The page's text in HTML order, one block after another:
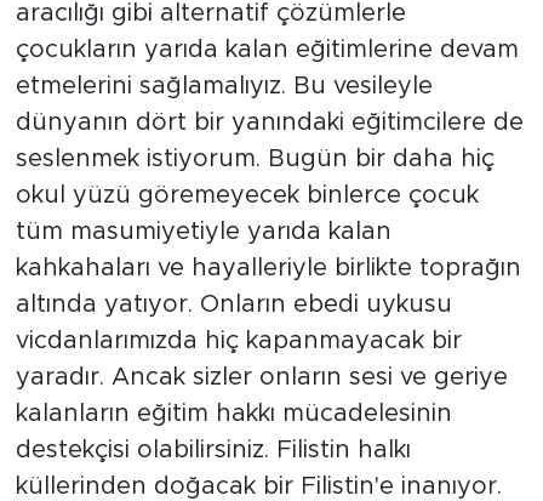
aracılığı gibi alternatif çözümlerle
çocukların yarıda kalan eğitimlerine devam
etmelerini sağlamalıyız. Bu vesileyle
dünyanın dört bir yanındaki eğitimcilere de
seslenmek istiyorum. Bugün bir daha hiç
okul yüzü göremeyecek binlerce çocuk
tüm masumiyetiyle yarıda kalan
kahkahaları ve hayalleriyle birlikte toprağın
altında yatıyor. Onların ebedi uykusu
vicdanlarımızda hiç kapanmayacak bir
yaradır. Ancak sizler onların sesi ve geriye
kalanların eğitim hakkı mücadelesinin
destekçisi olabilirsiniz. Filistin halkı
küllerinden doğacak bir Filistin'e inanıyor.